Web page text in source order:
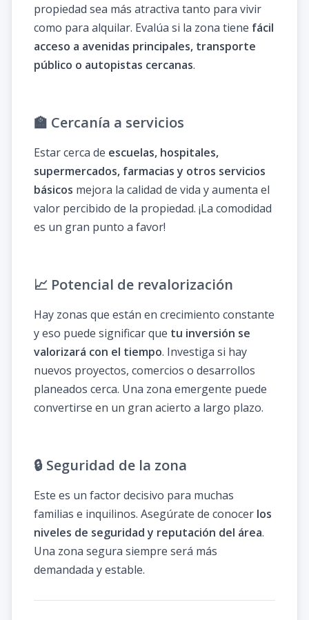
propiedad sea más atractiva tanto para vivir
como para alquilar. Evalúa si la zona tiene fácil
acceso a avenidas principales, transporte
público o autopistas cercanas.
🏫 Cercanía a servicios
Estar cerca de escuelas, hospitales,
supermercados, farmacias y otros servicios
básicos mejora la calidad de vida y aumenta el
valor percibido de la propiedad. ¡La comodidad
es un gran punto a favor!
📈 Potencial de revalorización
Hay zonas que están en crecimiento constante
y eso puede significar que tu inversión se
valorizará con el tiempo. Investiga si hay
nuevos proyectos, comercios o desarrollos
planeados cerca. Una zona emergente puede
convertirse en un gran acierto a largo plazo.
🔒 Seguridad de la zona
Este es un factor decisivo para muchas
familias e inquilinos. Asegúrate de conocer los
niveles de seguridad y reputación del área.
Una zona segura siempre será más
demandada y estable.